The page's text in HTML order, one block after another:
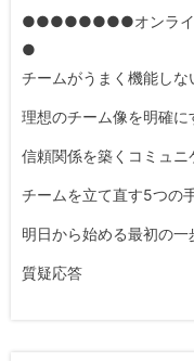
●●●●●●●●オンライ
●
チームがうまく機能しな
理想のチーム像を明確に
信頼関係を築くコミュニ
チームを立て直す5つの
明日から始める最初の一
質疑応答